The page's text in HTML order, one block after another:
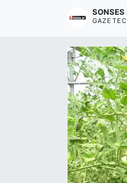
SONSES
GAZETECI
Siyaset
YEREL HABER
Haberde insan
Tanıtım
Haber Arşivi